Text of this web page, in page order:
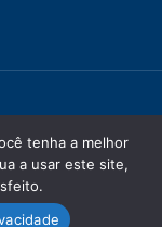
. Todos os direitos
tenha a melhor
a usar este site,